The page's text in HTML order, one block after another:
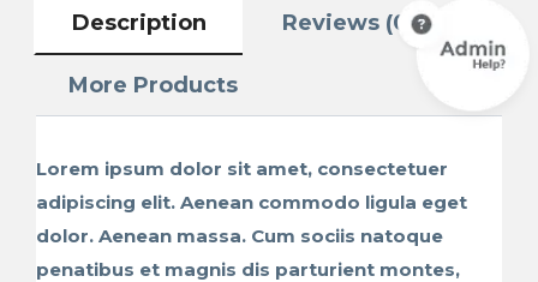
Description Reviews (0)
More Products
Lorem ipsum dolor sit amet, consectetuer
adipiscing elit. Aenean commodo ligula eget
dolor. Aenean massa. Cum sociis natoque
penatibus et magnis dis parturient montes,